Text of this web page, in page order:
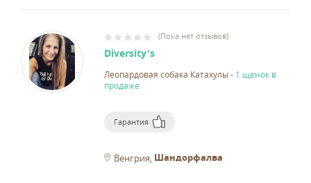
(Пока нет отзывов)
Diversity's
Леопардовая собака Катахулы- 1 щенок в
продаже
Гарантия
Венгрия Шандорфалва